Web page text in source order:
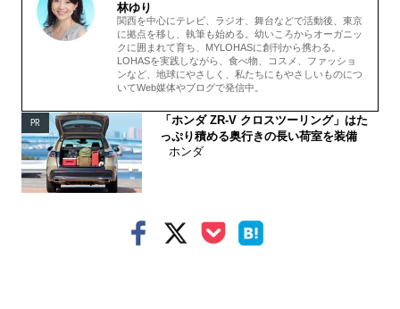
林ゆり
関西を中心にテレビ、ラジオ、舞台などで活動後、東京
に拠点を移し、執筆も始める。幼いころからオーガニッ
クに囲まれて育ち、MYLOHASに創刊から携わる。
LOHASを実践しながら、食べ物、コスメ、ファッショ
ンなど、地球にやさしく、私たちにもやさしいものにつ
いてWeb媒体やブログで発信中。
PR
「ホンダ ZR-V クロスツーリング」はた
っぷり積める奥行きの長い荷室を装備
ホンダ